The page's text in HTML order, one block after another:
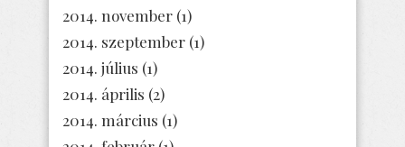
2014. november (1)
2014. szeptember (1)
2014. július (1)
2014. április (2)
2014. március (1)